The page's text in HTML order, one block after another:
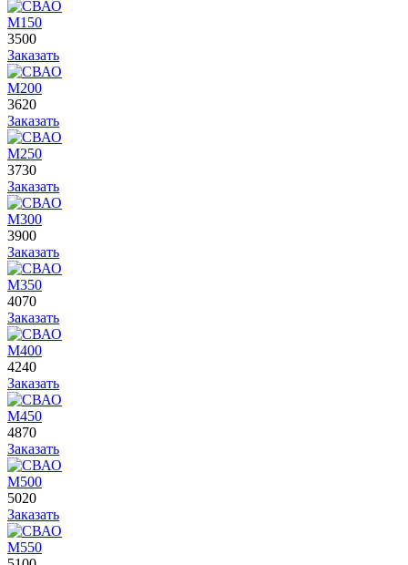
М150
3500
Заказать
М200
3620
Заказать
М250
3730
Заказать
М300
3900
Заказать
М350
4070
Заказать
М400
4240
Заказать
М450
4870
Заказать
М500
5020
Заказать
М550